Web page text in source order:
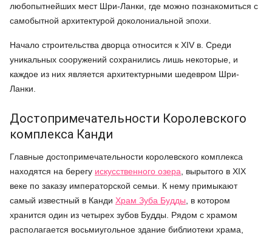
любопытнейших мест Шри-Ланки, где можно познакомиться с
самобытной архитектурой доколониальной эпохи.
Начало строительства дворца относится к XIV в. Среди
уникальных сооружений сохранились лишь некоторые, и
каждое из них является архитектурными шедевром Шри-
Ланки.
Достопримечательности Королевского
комплекса Канди
Главные достопримечательности королевского комплекса
находятся на берегу искусственного озера , вырытого в XIX
веке по заказу императорской семьи. К нему примыкают
самый известный в Канди Храм Зуба Будды , в котором
хранится один из четырех зубов Будды. Рядом с храмом
располагается восьмиугольное здание библиотеки храма,